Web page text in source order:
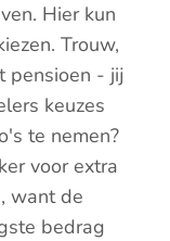
Hier kun
Trouw,
pensioen - jij
keuzes
te nemen?
voor extra
want de
bedrag